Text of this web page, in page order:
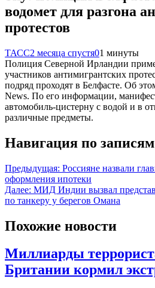
водомет для разгона
протестов
ТАСС2 месяца спустя01 минуты
Полиция Северной Ирландии
участников антимигрантских
подряд проходят в Белфасте. Об
News. По его информации,
автомобиль-цистерну с водой и в
различные предметы.
Навигация по записям
Предыдущая: Россияне назвали
оформления ипотеки
Далее: МИД Индии вызвал
по танкеру у берегов Омана
Похожие новости
Миллиарды
Британии кормил